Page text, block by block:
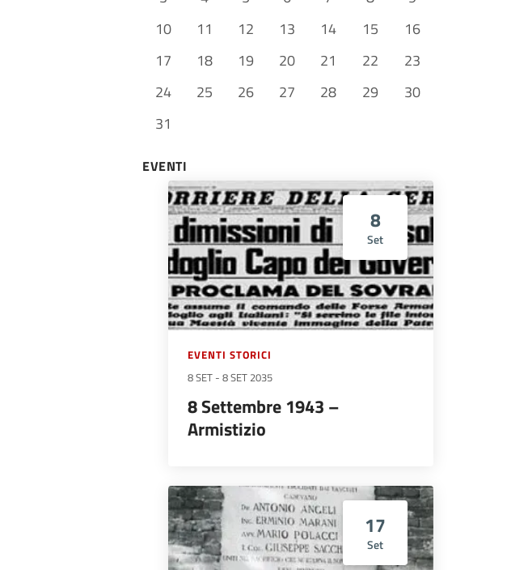
10
11 12 13 14 15
16
17
18 19 20 21 22
23
24
25 26 27 28 29
30
31
EVENTI
8
Set
EVENTI STORICI
8 SET - 8 SET 2035
8 Settembre 1943 –
Armistizio
17
Set